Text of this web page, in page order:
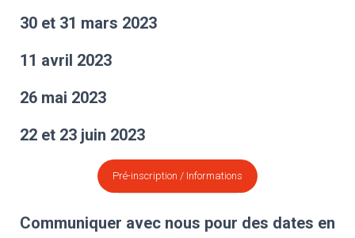
30 et 31 mars 2023
11 avril 2023
26 mai 2023
22 et 23 juin 2023
Pré-inscription / Informations
Communiquer avec nous pour des dates en